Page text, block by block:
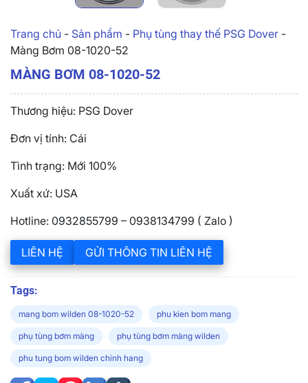
Trang chủ - Sản phẩm - Phụ tùng thay thế PSG Dover -
Màng Bơm 08-1020-52
MÀNG BƠM 08-1020-52
Thương hiệu: PSG Dover
Đơn vị tính: Cái
Tình trạng: Mới 100%
Xuất xứ: USA
Hotline: 0932855799 – 0938134799 ( Zalo )
LIÊN HỆ GỬI THÔNG TIN LIÊN HỆ
Tags:
mang bom wilden 08-1020-52 phu kien bom mang
phụ tùng bơm màng phụ tùng bơm màng wilden
phu tung bom wilden chinh hang